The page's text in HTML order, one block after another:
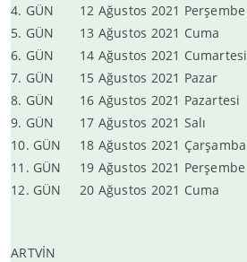
4. GÜN 12 Ağustos 2021 Perşembe
5. GÜN
13 Ağustos 2021 Cuma
6. GÜN
14 Ağustos 2021 Cumartesi
7. GÜN
15 Ağustos 2021 Pazar
8. GÜN
16 Ağustos 2021 Pazartesi
9. GÜN
17 Ağustos 2021 Salı
10. GÜN
18 Ağustos 2021 Çarşamba
11. GÜN
19 Ağustos 2021 Perşembe
12. GÜN
20 Ağustos 2021 Cuma
ARTVİN